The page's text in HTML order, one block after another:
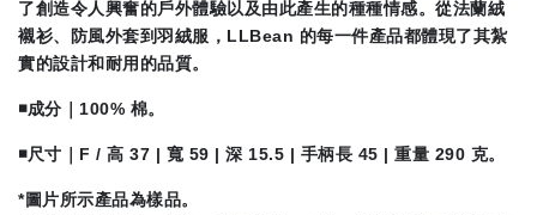
了創造令人興奮的戶外體驗以及由此產生的種種情感。從法蘭絨
襯衫、防風外套到羽絨服，LLBean 的每一件產品都體現了其紮
實的設計和耐用的品質。
◾️成分｜ 100% 棉。
◾️尺寸｜F / 高 37 | 寬 59 | 深 15.5 | 手柄長 45 | 重量 290 克。
*圖片所示產品為樣品。